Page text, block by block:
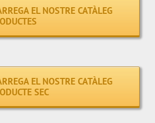
EL NOSTRE CATÀLEG
EL NOSTRE CATÀLEG
SEC